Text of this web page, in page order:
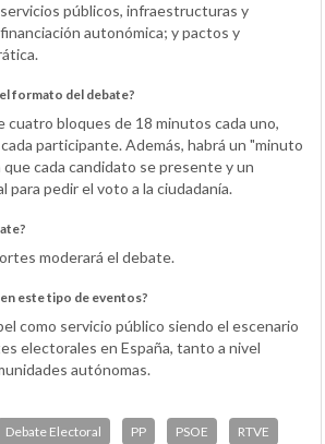
públicos, infraestructuras y
autonómica; y pactos y
formato del debate?
cuatro bloques de 18 minutos cada uno,
participante. Además, habrá un "minuto
que cada candidato se presente y un
para pedir el voto a la ciudadanía.
moderará el debate.
este tipo de eventos?
como servicio público siendo el escenario
electorales en España, tanto a nivel
autónomas.
Debate Electoral PP PSOE RTVE